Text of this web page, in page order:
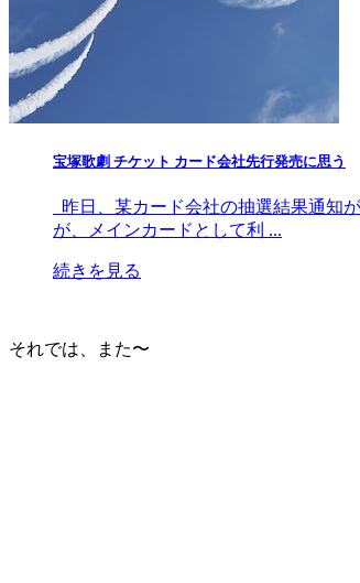
宝塚歌劇 チケット カード会社先行発売に思う
昨日、某カード会社の抽選結果通知
が、メインカードとして利 ...
続きを見る
それでは、また〜